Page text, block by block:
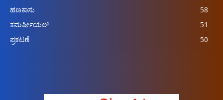
ಹಣಕಾಸು
58
ಕಮರ್ಷೀಯಲ್
51
ಪ್ರಕಟಣೆ
50